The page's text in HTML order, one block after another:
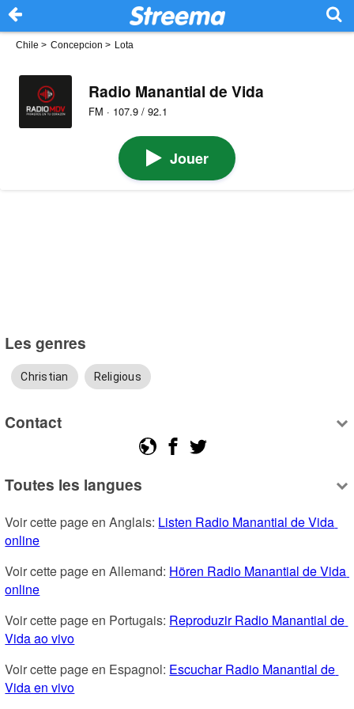
Chile > Concepcion > Lota
Radio Manantial de Vida
FM · 107.9 / 92.1
Jouer
Les genres
Christian Religious
Contact
Toutes les langues
Voir cette page en Anglais: Listen Radio Manantial de Vida
online
Voir cette page en Allemand: Hören Radio Manantial de Vida
online
Voir cette page en Portugais: Reproduzir Radio Manantial de
Vida ao vivo
Voir cette page en Espagnol: Escuchar Radio Manantial de
Vida en vivo